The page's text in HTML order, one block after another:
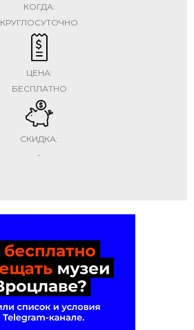
КОГДА:
КРУГЛОСУТОЧНО
ЦЕНА:
БЕСПЛАТНО
СКИДКА:
-